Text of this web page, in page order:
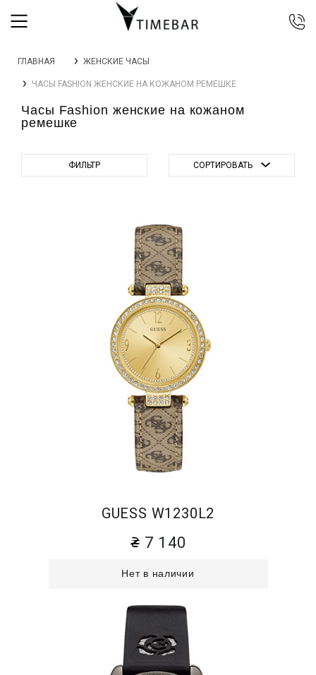
044 392 44 45
067 344 14 44 (viber)
0 800 305 805
Бесплатно по Украине
ГЛАВНАЯ ЖЕНСКИЕ ЧАСЫ
ЧАСЫ FASHION ЖЕНСКИЕ НА КОЖАНОМ РЕМЕШКЕ
Часы Fashion женские на кожаном
ремешке
ФИЛЬТР СОРТИРОВАТЬ
GUESS W1230L2
7 140
Нет в наличии